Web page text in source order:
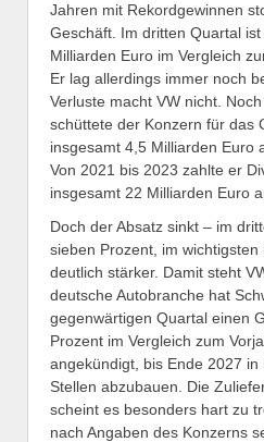
Jahren mit Rekordgewinnen
Geschäft. Im dritten Quartal
Milliarden Euro im Vergleich
Er lag allerdings immer noch
Verluste macht VW nicht.
schüttete der Konzern für das
insgesamt 4,5 Milliarden Euro
Von 2021 bis 2023 zahlte er
insgesamt 22 Milliarden Euro
Doch der Absatz sinkt – im
sieben Prozent, im wichtigsten
deutlich stärker. Damit steht
deutsche Autobranche hat
gegenwärtigen Quartal einen
Prozent im Vergleich zum
angekündigt, bis Ende 2027
Stellen abzubauen. Die
scheint es besonders hart zu
nach Angaben des Konzerns